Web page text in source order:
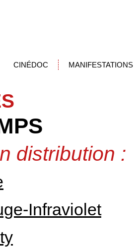
CINÉDOC MANIFESTATIONS
distribution :
Infraviolet